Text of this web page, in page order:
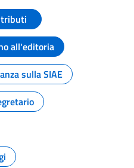
pagina
all'editoria
sulla SIAE